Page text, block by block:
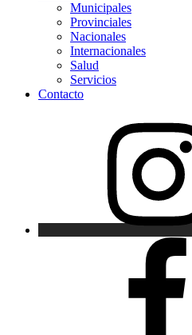
Municipales
Provinciales
Nacionales
Internacionales
Salud
Servicios
Contacto